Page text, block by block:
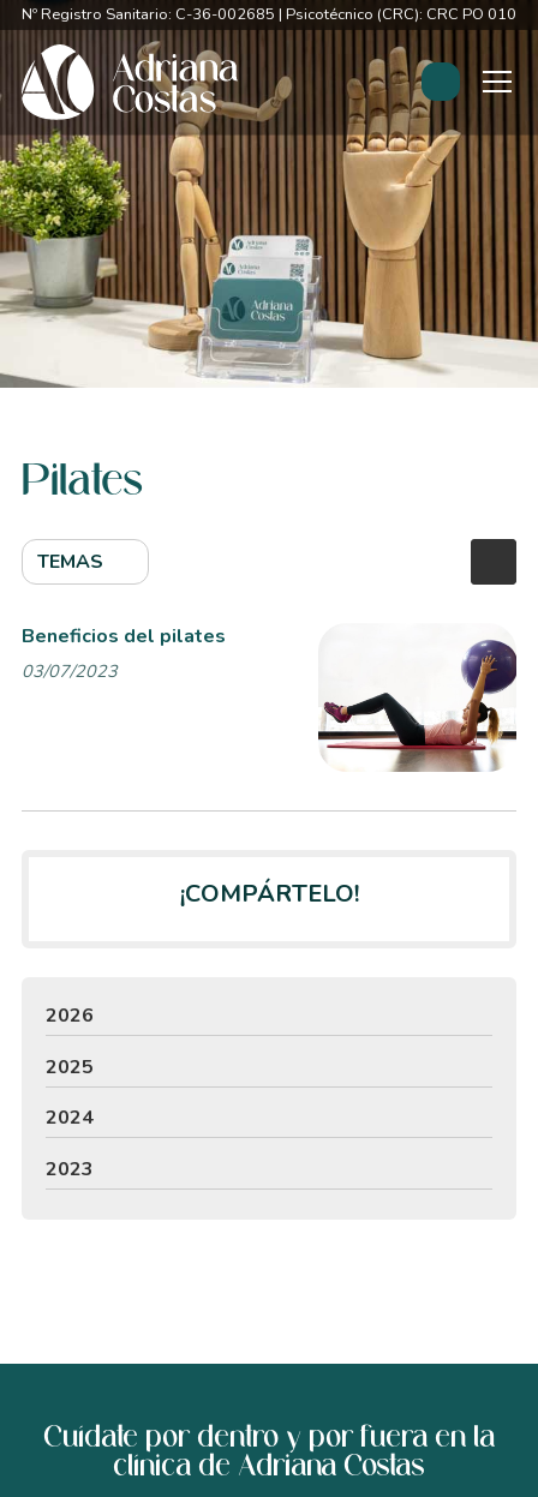
Nº Registro Sanitario: C-36-002685 | Psicotécnico (CRC): CRC PO 0107
Pilates
TEMAS
Beneficios del pilates
03/07/2023
¡COMPÁRTELO!
2026
2025
2024
2023
Cuídate por dentro y por fuera en la
clínica de Adriana Costas